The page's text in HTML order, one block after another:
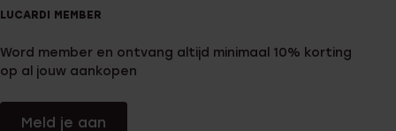
LUCARDI MEMBER
Word member en ontvang altijd minimaal 10% korting
op al jouw aankopen
Meld je aan